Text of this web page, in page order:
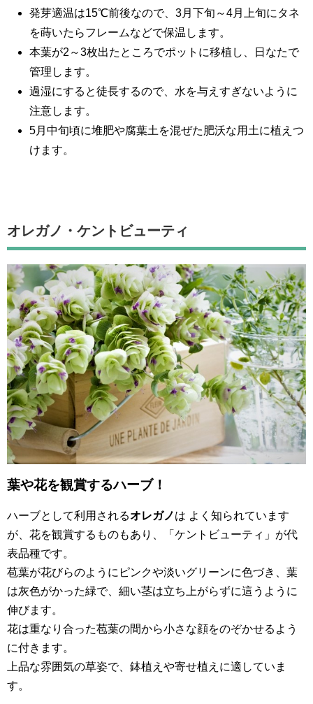
発芽適温は15℃前後なので、3月下旬～4月上旬にタネ
を蒔いたらフレームなどで保温します。
本葉が2～3枚出たところでポットに移植し、日なたで
管理します。
過湿にすると徒長するので、水を与えすぎないように
注意します。
5月中旬頃に堆肥や腐葉土を混ぜた肥沃な用土に植えつ
けます。
オレガノ・ケントビューティ
葉や花を観賞するハーブ！
ハーブとして利用されるオレガノは よく知られています
が、花を観賞するものもあり、「ケントビューティ」が代
表品種です。
苞葉が花びらのようにピンクや淡いグリーンに色づき、葉
は灰色がかった緑で、細い茎は立ち上がらずに這うように
伸びます。
花は重なり合った苞葉の間から小さな顔をのぞかせるよう
に付きます。
上品な雰囲気の草姿で、鉢植えや寄せ植えに適していま
す。